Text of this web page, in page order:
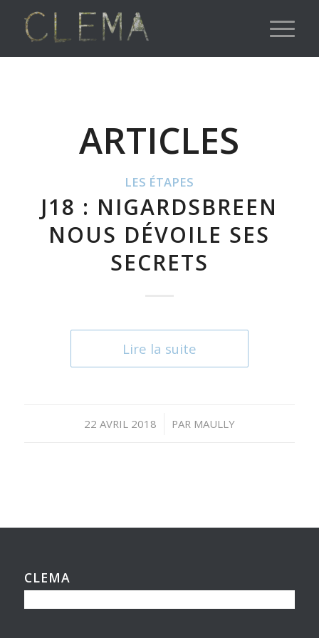
ARTICLES
LES ÉTAPES
J18 : NIGARDSBREEN
NOUS DÉVOILE SES
SECRETS
Lire la suite
22 AVRIL 2018
/ PAR MAULLY
CLEMA